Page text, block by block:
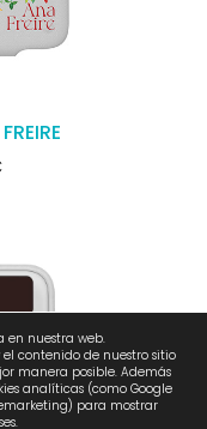
original era: 39.90€.
El precio actual es:
en nuestra web.
contenido de nuestro sitio
manera posible. Además
analíticas (como Google
para mostrar